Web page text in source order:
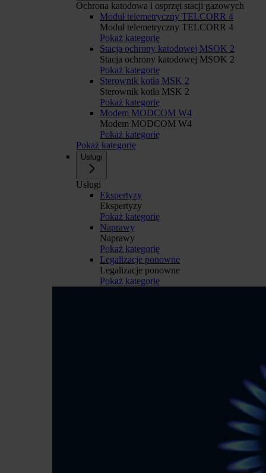
Ochrona katodowa i osprzęt stacji gazowych
Moduł telemetryczny TELCORR 4
Moduł telemetryczny TELCORR 4
Pokaż kategorię
Stacja ochrony katodowej MSOK 2
Stacja ochrony katodowej MSOK 2
Pokaż kategorię
Sterownik kotła MSK 2
Sterownik kotła MSK 2
Pokaż kategorię
Modem MODCOM W4
Modem MODCOM W4
Pokaż kategorię
Pokaż kategorię
Usługi
Usługi
Ekspertyzy
Ekspertyzy
Pokaż kategorię
Naprawy
Naprawy
Pokaż kategorię
Legalizacje ponowne
Legalizacje ponowne
Pokaż kategorię